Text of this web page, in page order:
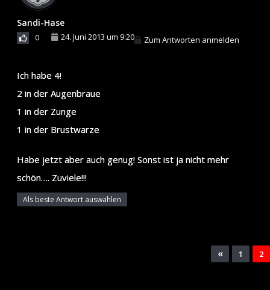
Sandi-Hase
0 24. Juni 2013 um 9:20 Zum Antworten anmelden
Ich habe 4!
2 in der Augenbraue
1 in der Zunge
1 in der Brustwarze
Habe jetzt aber auch genug! Sonst ist ja nicht mehr
schön…. Zuviele!!!
Als beste Antwort auswählen
« 1 2